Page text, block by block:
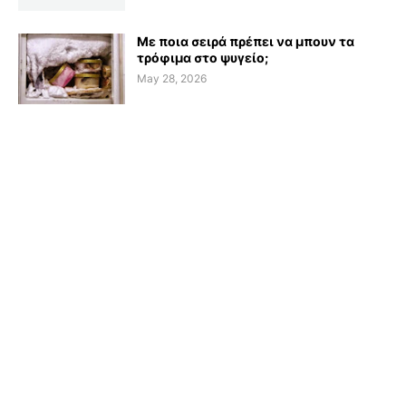
Με ποια σειρά πρέπει να μπουν τα
τρόφιμα στο ψυγείο;
May 28, 2026